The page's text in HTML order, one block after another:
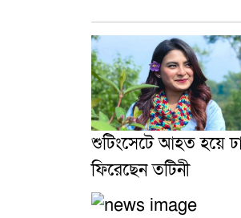
শুটিংসেটে আহত হয়ে
ফিরেছেন তটিনী